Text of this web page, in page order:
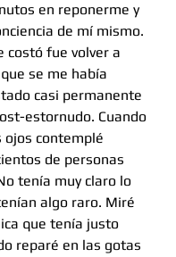
en reponerme y
de mí mismo.
costó fue volver a
se me había
casi permanente
estornudo. Cuando
ojos contemplé
de personas
tenía muy claro lo
algo raro. Miré
que tenía justo
reparé en las gotas